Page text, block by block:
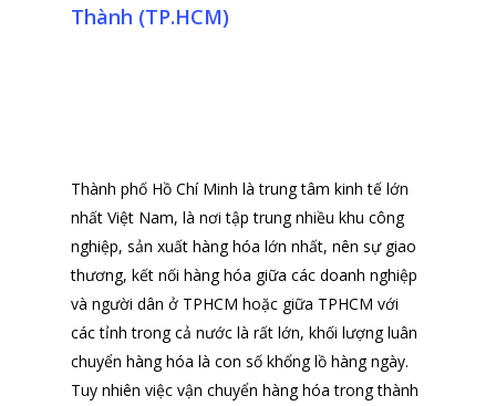
Thành (TP.HCM)
Thành phố Hồ Chí Minh là trung tâm kinh tế lớn
nhất Việt Nam, là nơi tập trung nhiều khu công
nghiệp, sản xuất hàng hóa lớn nhất, nên sự giao
thương, kết nối hàng hóa giữa các doanh nghiệp
và người dân ở TPHCM hoặc giữa TPHCM với
các tỉnh trong cả nước là rất lớn, khối lượng luân
chuyển hàng hóa là con số khổng lồ hàng ngày.
Tuy nhiên việc vận chuyển hàng hóa trong thành